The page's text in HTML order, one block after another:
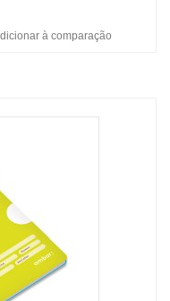
à comparação